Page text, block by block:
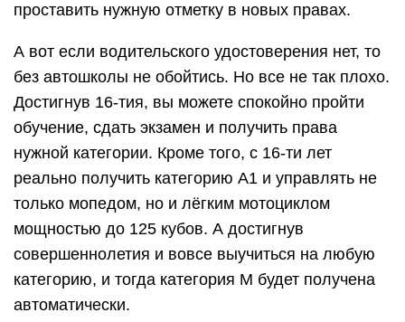
проставить нужную отметку в новых правах.
А вот если водительского удостоверения нет, то
без автошколы не обойтись. Но все не так плохо.
Достигнув 16-тия, вы можете спокойно пройти
обучение, сдать экзамен и получить права
нужной категории. Кроме того, с 16-ти лет
реально получить категорию А1 и управлять не
только мопедом, но и лёгким мотоциклом
мощностью до 125 кубов. А достигнув
совершеннолетия и вовсе выучиться на любую
категорию, и тогда категория М будет получена
автоматически.